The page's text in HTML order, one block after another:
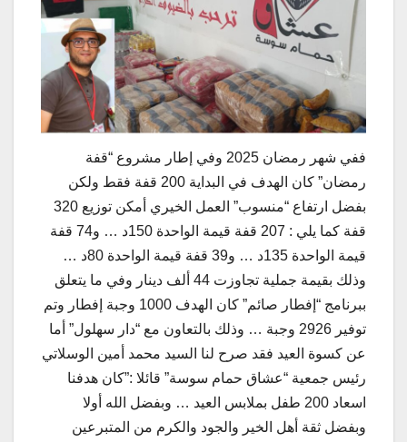
ففي شهر رمضان 2025 وفي إطار مشروع “قفة
رمضان” كان الهدف في البداية 200 قفة فقط ولكن
بفضل ارتفاع “منسوب” العمل الخيري أمكن توزيع 320
قفة كما يلي : 207 قفة قيمة الواحدة 150د … و74 قفة
قيمة الواحدة 135د … و39 قفة قيمة الواحدة 80د …
وذلك بقيمة جملية تجاوزت 44 ألف دينار وفي ما يتعلق
ببرنامج “إفطار صائم” كان الهدف 1000 وجبة إفطار وتم
توفير 2926 وجبة … وذلك بالتعاون مع “دار سهلول” أما
عن كسوة العيد فقد صرح لنا السيد محمد أمين الوسلاتي
رئيس جمعية “عشاق حمام سوسة” قائلا :”كان هدفنا
اسعاد 200 طفل بملابس العيد … وبفضل الله أولا
وبفضل ثقة أهل الخير والجود والكرم من المتبرعين